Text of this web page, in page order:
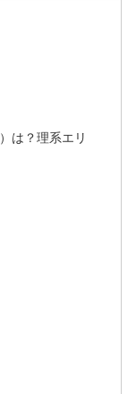
は？理系エリ